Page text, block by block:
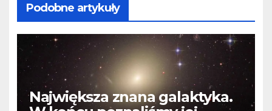
Podobne artykuły
Największa znana galaktyka.